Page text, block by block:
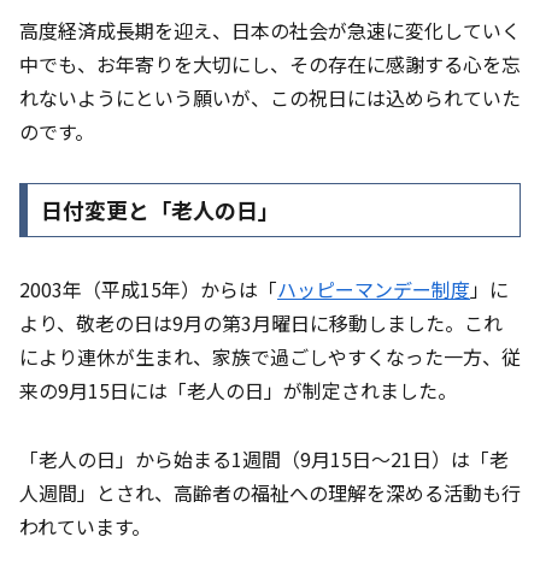
高度経済成長期を迎え、日本の社会が急速に変化していく
中でも、お年寄りを大切にし、その存在に感謝する心を忘
れないようにという願いが、この祝日には込められていた
のです。
日付変更と「老人の日」
2003年（平成15年）からは「ハッピーマンデー制度」に
より、敬老の日は9月の第3月曜日に移動しました。これ
により連休が生まれ、家族で過ごしやすくなった一方、従
来の9月15日には「老人の日」が制定されました。
「老人の日」から始まる1週間（9月15日〜21日）は「老
人週間」とされ、高齢者の福祉への理解を深める活動も行
われています。